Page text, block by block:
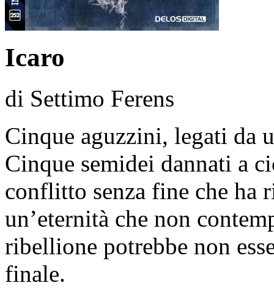
Icaro
di Settimo Ferens
Cinque aguzzini, legati da
Cinque semidei dannati a
conflitto senza fine che ha
un’eternità che non
ribellione potrebbe non
finale.